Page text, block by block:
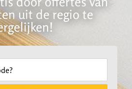
uit de regio te